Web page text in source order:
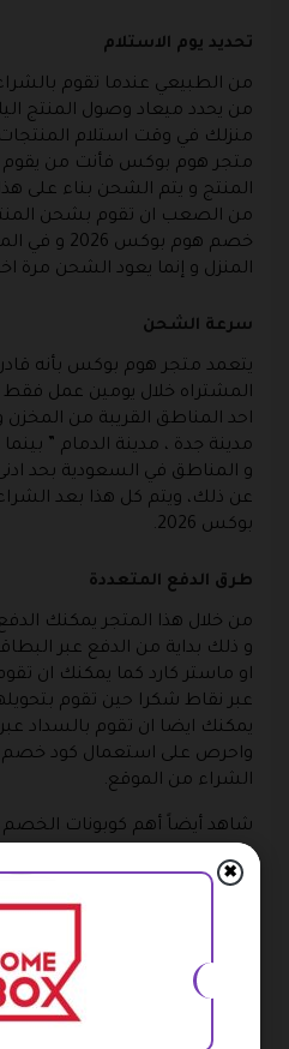
تحديد يوم الاستلام
من الطبيعي عندما تقوم
من يحدد ميعاد وصول المنتج
منزلك في وقت استلام
متجر هوم بوكس فأنت من يقوم
المنتج و يتم الشحن بناء على
من الصعب ان تقوم بشحن
خصم هوم
المنزل و إنما يعود الشحن مرة
سرعة الشحن
يتعمد متجر هوم بوكس بأنه
المشتراه خلال يومين عمل فقط
احد المناطق القريبة من المخزن
مدينة جدة ، مدينة الدمام ”
و المناطق في السعودية بحد
عن ذلك، ويتم كل هذا بعد
بوكس 2026.
طرق الدفع المتعددة
من خلال هذا المتجر يمكنك
و ذلك بداية من الدفع عبر
او ماستر كارد كما يمكنك ان
عبر نقاط شكرا حين تقوم
يمكنك ايضا ان تقوم بالسداد عبر
الشراء من الموقع.
شاهد أيضاً أهم كوبونات الخصم
كود خصم نون
كود خصم اناس
خدمة عملاء متجر
✖